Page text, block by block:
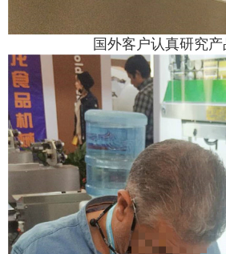
国外客户认真研究